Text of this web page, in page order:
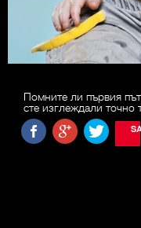
Помните ли първия
сте изглеждали точно